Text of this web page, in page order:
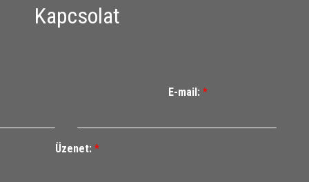
Kapcsolat
E-mail: *
Üzenet: *